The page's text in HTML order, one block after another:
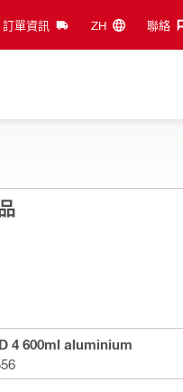
訂單資訊 ZH‎ 聯絡‎
4 600ml aluminium